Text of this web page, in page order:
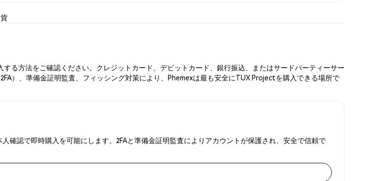
る方法をご確認ください。クレジットカード、デビットカード、銀行振込、またはサードパーティーサー
）、準備金証明監査、フィッシング対策により、Phemexは最も安全にTUX Projectを購入できる場所で
確認で即時購入を可能にします。2FAと準備金証明監査によりアカウントが保護され、安全で信頼で